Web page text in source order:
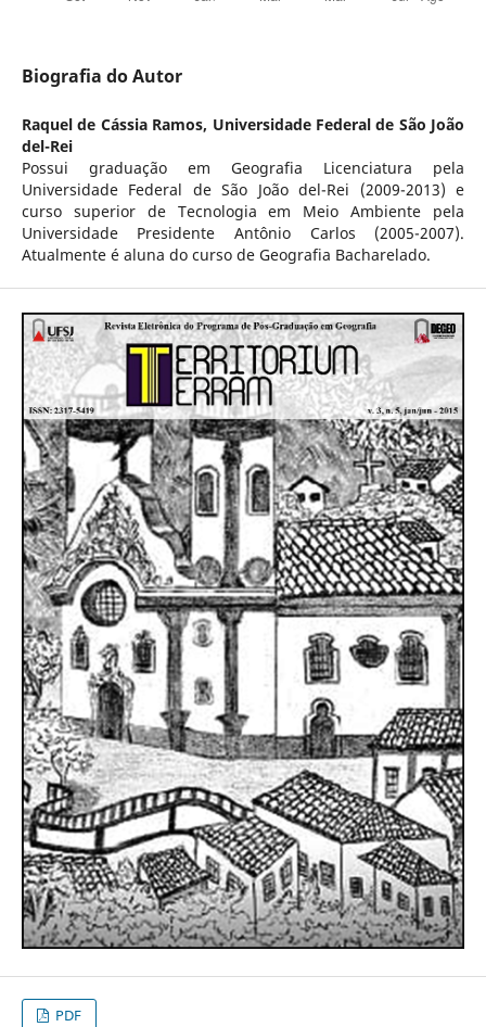
Biografia do Autor
Raquel de Cássia Ramos, Universidade Federal de São João
del-Rei
Possui graduação em Geografia Licenciatura pela
Universidade Federal de São João del-Rei (2009-2013) e
curso superior de Tecnologia em Meio Ambiente pela
Universidade Presidente Antônio Carlos (2005-2007).
Atualmente é aluna do curso de Geografia Bacharelado.
PDF